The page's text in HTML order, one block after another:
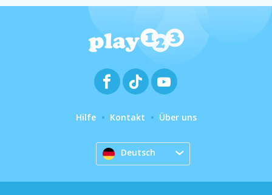
Hilfe Kontakt Über uns
Deutsch